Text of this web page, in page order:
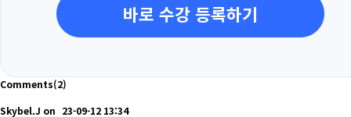
바로 수강 등록하기
Comments(2)
Skybel.J on 23-09-12 13:34